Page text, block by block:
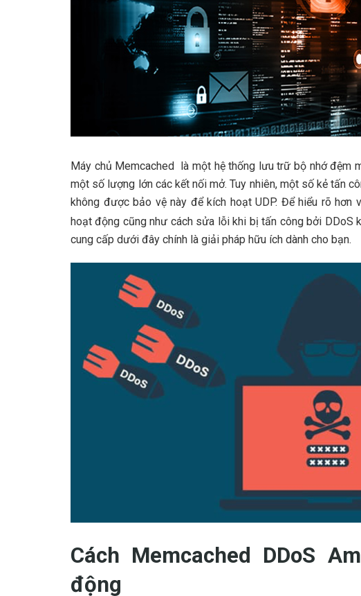
Máy chủ Memcached là một hệ thống lưu trữ bộ nhớ đệm
một số lượng lớn các kết nối mở. Tuy nhiên, một số kẻ tấn
không được bảo vệ này để kích hoạt UDP. Để hiểu rõ hơn
hoạt động cũng như cách sửa lỗi khi bị tấn công bởi DDoS
cung cấp dưới đây chính là giải pháp hữu ích dành cho bạn.
Cách Memcached DDoS
động